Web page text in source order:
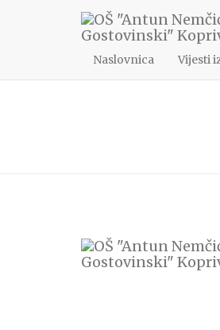
048/622-172
ang@os-
Naslovnica
Vijesti